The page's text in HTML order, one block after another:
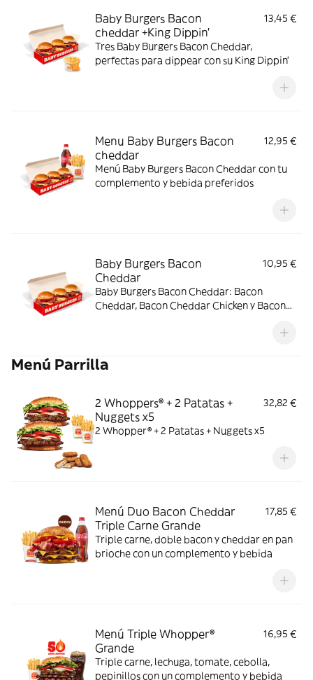
Baby Burgers Bacon
cheddar +King Dippin’
13,45 €
Tres Baby Burgers Bacon Cheddar,
perfectas para dippear con su King Dippin’
Menu Baby Burgers Bacon
cheddar
12,95 €
Menú Baby Burgers Bacon Cheddar con tu
complemento y bebida preferidos
Baby Burgers Bacon
Cheddar
10,95 €
Baby Burgers Bacon Cheddar: Bacon
Cheddar, Bacon Cheddar Chicken y Bacon
Menú Parrilla
2 Whoppers® + 2 Patatas +
Nuggets x5
32,82 €
2 Whopper® + 2 Patatas + Nuggets x5
Menú Duo Bacon Cheddar
Triple Carne Grande
17,85 €
Triple carne, doble bacon y cheddar en pan
brioche con un complemento y bebida
Menú Triple Whopper®
Grande
16,95 €
Triple carne, lechuga, tomate, cebolla,
pepinillos con un complemento y bebida